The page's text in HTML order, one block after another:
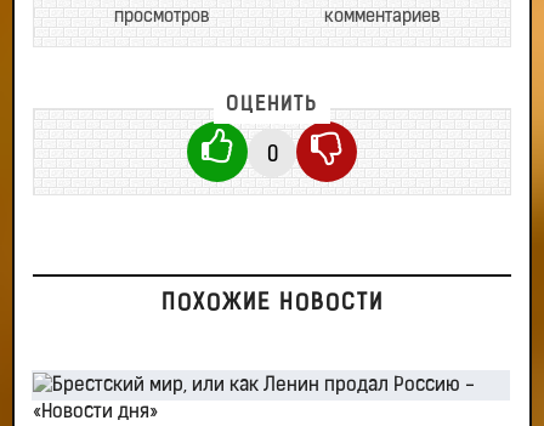
просмотров комментариев
ОЦЕНИТЬ
0
ПОХОЖИЕ НОВОСТИ